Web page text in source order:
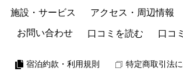
施設・サービス アクセス・周辺情報
お問い合わせ 口コミを読む 口コ
宿泊約款・利用規則 特定商取引法に